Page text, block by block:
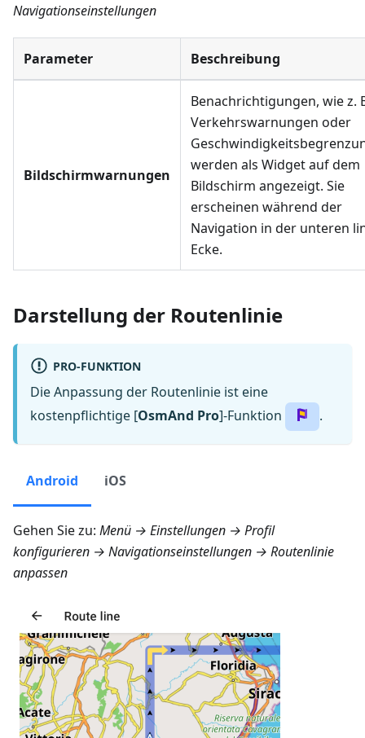
Navigationseinstellungen
Parameter Beschreibung
Bildschirmwarnungen
Benachrichtigungen, wie z.
Verkehrswarnungen oder
werden als Widget auf dem
Bildschirm angezeigt. Sie
erscheinen während der
Navigation in der unteren
Ecke.
Darstellung der Routenlinie
PRO-FUNKTION
Die Anpassung der Routenlinie ist eine
kostenpflichtige [OsmAnd Pro]-Funktion .
Android iOS
Gehen Sie zu: Menü → Einstellungen → Profil
konfigurieren → Navigationseinstellungen → Routenlinie
anpassen